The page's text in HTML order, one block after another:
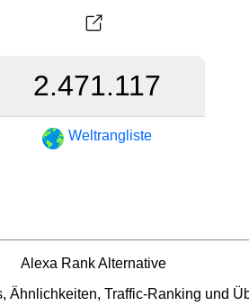
2.471.117
Weltrangliste
Alexa Rank Alternative
Ähnlichkeiten, Traffic-Ranking und